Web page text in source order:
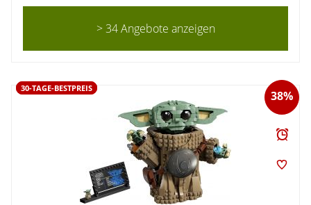
> 34 Angebote anzeigen
38%
30-TAGE-BESTPREIS